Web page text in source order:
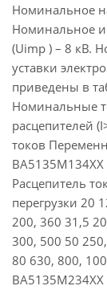
Номинальное
Номинальное
(Uimp ) – 8 кВ.
уставки
приведены в
Номинальные
расцепителей
токов
ВА5135М134ХХ
Расцепитель
перегрузки 20
200, 360 31,5
300, 500 50
80 630, 800,
ВА5135М234ХХ